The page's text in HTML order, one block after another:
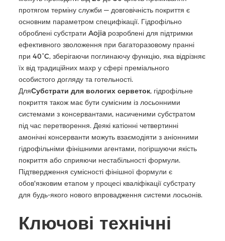
протягом терміну служби — довговічність покриття є
основним параметром специфікації. Гідрофільно
оброблені субстрати Aojia розроблені для підтримки
ефективного зволоження при багаторазовому пранні
при 40°C, зберігаючи поглинаючу функцію, яка відрізняє
їх від традиційних махр у сфері преміального
особистого догляду та готельності.
ДляСубстрати для вологих серветок, гідрофільне
покриття також має бути сумісним із лосьонними
системами з консервантами, насиченими субстратом
під час перетворення. Деякі катіонні четвертинні
амонічні консерванти можуть взаємодіяти з аніонними
гідрофільніми фінішними агентами, погіршуючи якість
покриття або сприяючи нестабільності формули.
Підтвердження сумісності фінішної формули є
обов'язковим етапом у процесі кваліфікації субстрату
для будь-якого нового впровадження системи лосьонів.
Ключові технічні